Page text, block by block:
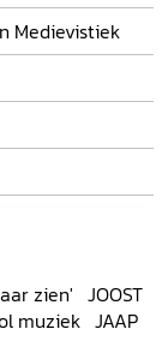
Medievistiek
zien' JOOST
muziek JAAP